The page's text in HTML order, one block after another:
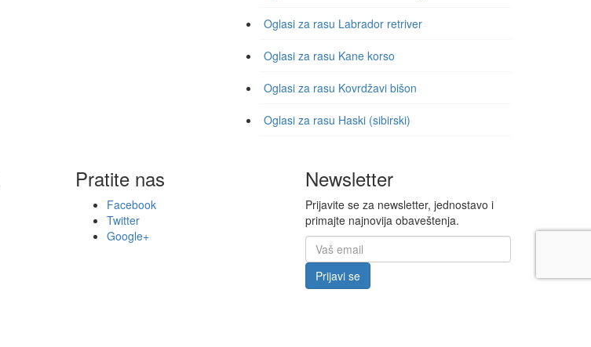
Oglasi za rasu Labrador retriver
Oglasi za rasu Kane korso
Oglasi za rasu Kovrdžavi bišon
Oglasi za rasu Haski (sibirski)
Pratite nas
Facebook
Twitter
Google+
Newsletter
Prijavite se za newsletter, jednostavo i
primajte najnovija obaveštenja.
Prijavi se